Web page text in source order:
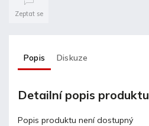
Zeptat se
Popis Diskuze
Detailní popis produktu
Popis produktu není dostupný